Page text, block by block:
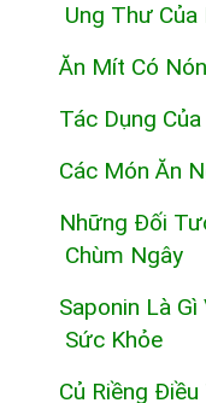
Ung Thư Của
Ăn Mít Có
Tác Dụng
Các Món Ăn
Những Đối
Chùm Ngây
Saponin Là
Sức Khỏe
Củ Riềng